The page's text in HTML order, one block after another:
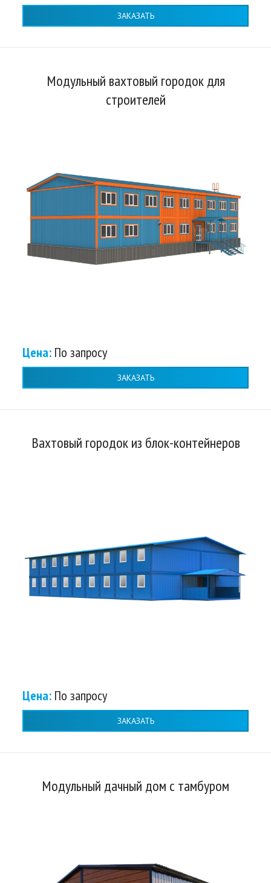
ЗАКАЗАТЬ
Модульный вахтовый городок для
строителей
Цена: По запросу
ЗАКАЗАТЬ
Вахтовый городок из блок-контейнеров
Цена: По запросу
ЗАКАЗАТЬ
Модульный дачный дом с тамбуром